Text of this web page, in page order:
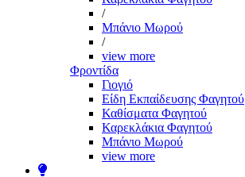
/
Μπάνιο Μωρού
/
view more
Φροντίδα
Γιογιό
Είδη Εκπαίδευσης Φαγητού
Καθίσματα Φαγητού
Καρεκλάκια Φαγητού
Μπάνιο Μωρού
view more